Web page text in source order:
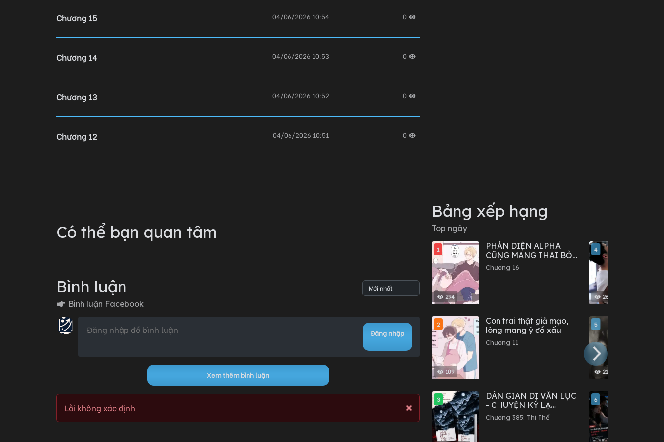
Chương 15 04/06/2026 10:54 0
Chương 14 04/06/2026 10:53 0
Chương 13 04/06/2026 10:52 0
Chương 12 04/06/2026 10:51 0
Chương 8
Chương 7 0
04/06/2026 10:39
Lỗi không xác định
Có thể bạn quan tâm
Bình luận
Bình luận Facebook
Đăng nhập
Xem thêm bình luận
Lỗi không xác định
Bảng xếp hạng
Top ngày
294
1
PHẢN DIỆN ALPHA
CŨNG MANG THAI BỎ
TRỐN SAO?
Chương 16
109
2
Con trai thật giả mạo,
lòng mang ý đồ xấu
Chương 11
3
DÂN GIAN DỊ VĂN LỤC
- CHUYỆN KỲ LẠ
TRONG DÂN GIAN
Chương 385: Thi Thể
260
4
219
5
6